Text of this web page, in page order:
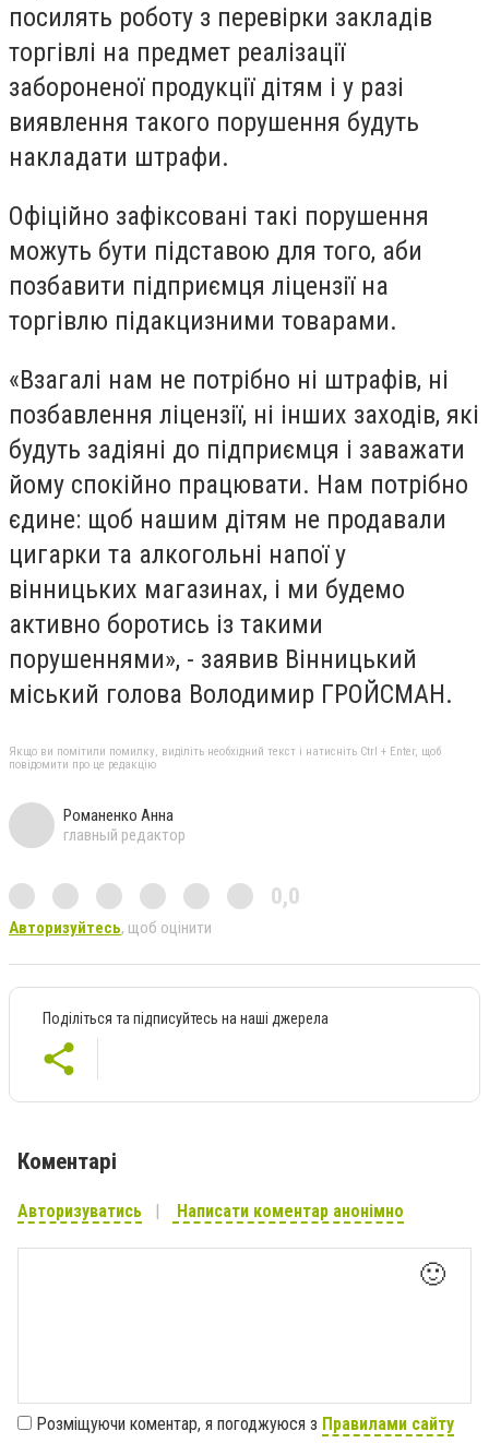
посилять роботу з перевірки закладів
торгівлі на предмет реалізації
забороненої продукції дітям і у разі
виявлення такого порушення будуть
накладати штрафи.
Офіційно зафіксовані такі порушення
можуть бути підставою для того, аби
позбавити підприємця ліцензії на
торгівлю підакцизними товарами.
«Взагалі нам не потрібно ні штрафів, ні
позбавлення ліцензії, ні інших заходів, які
будуть задіяні до підприємця і заважати
йому спокійно працювати. Нам потрібно
єдине: щоб нашим дітям не продавали
цигарки та алкогольні напої у
вінницьких магазинах, і ми будемо
активно боротись із такими
порушеннями», - заявив Вінницький
міський голова Володимир ГРОЙСМАН.
Якщо ви помітили помилку, виділіть необхідний текст і натисніть Ctrl + Enter, щоб
повідомити про це редакцію
Романенко Анна
главный редактор
0,0
Авторизуйтесь, щоб оцінити
Поділіться та підписуйтесь на наші джерела
Коментарі
Авторизуватись Написати коментар анонімно
🙂
Розміщуючи коментар, я погоджуюся з Правилами сайту